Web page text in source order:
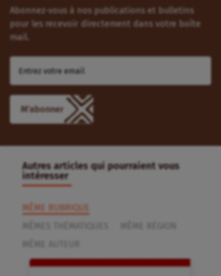
Abonnez-vous à nos publications et bulletins
pour les recevoir directement dans votre boîte
mail.
Autres articles qui pourraient vous
intéresser
MÊME RUBRIQUE